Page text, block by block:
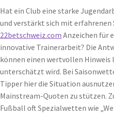
Hat ein Club eine starke
und verstärkt sich mit erfahrenen
22betschweiz.com Anzeichen für
innovative Trainerarbeit? Die
können einen wertvollen Hinweis
unterschätzt wird. Bei
Tipper hier die Situation
Mainstream-Quoten zu stützen.
Fußball oft Spezialwetten wie